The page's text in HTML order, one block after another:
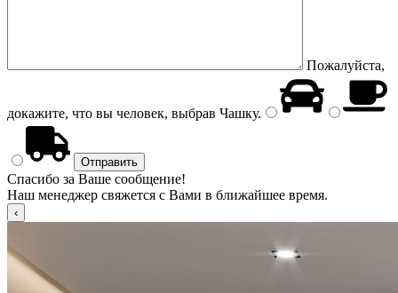
Пожалуйста,
докажите, что вы человек, выбрав Чашку.
Спасибо за Ваше сообщение!
Наш менеджер свяжется с Вами в ближайшее время.